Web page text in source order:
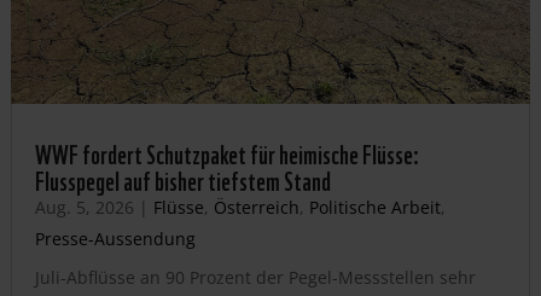
WWF fordert Schutzpaket für heimische Flüsse:
Flusspegel auf bisher tiefstem Stand
Aug. 5, 2026 | Flüsse, Österreich, Politische Arbeit,
Presse-Aussendung
Juli-Abflüsse an 90 Prozent der Pegel-Messstellen sehr